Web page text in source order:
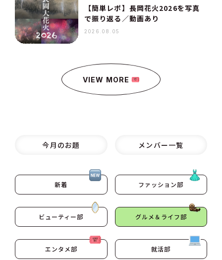
【簡単レポ】長岡花火2026を写真
で振り返る／動画あり
2026.08.05
VIEW MORE
今月のお題 メンバー一覧
新着 ファッション部
ビューティー部 グルメ＆ライフ部
エンタメ部 就活部